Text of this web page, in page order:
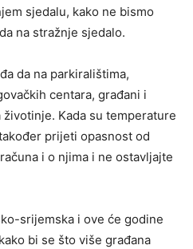
sjedalu, kako ne bismo
na stražnje sjedalo.
da na parkiralištima,
centara, građani i
Kada su temperature
prijeti opasnost od
i o njima i ne ostavljajte
srijemska i ove će godine
bi se što više građana